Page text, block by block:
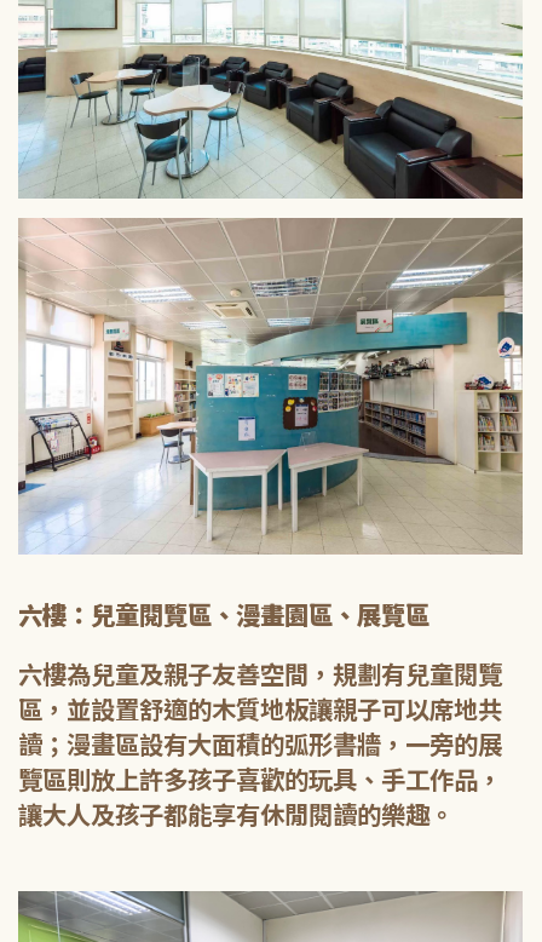
六樓：兒童閱覽區、漫畫園區、展覽區
六樓為兒童及親子友善空間，規劃有兒童閱覽
區，並設置舒適的木質地板讓親子可以席地共
讀；漫畫區設有大面積的弧形書牆，一旁的展
覽區則放上許多孩子喜歡的玩具、手工作品，
讓大人及孩子都能享有休閒閱讀的樂趣。